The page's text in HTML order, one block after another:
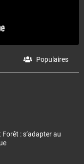
Populaires
: s’adapter au